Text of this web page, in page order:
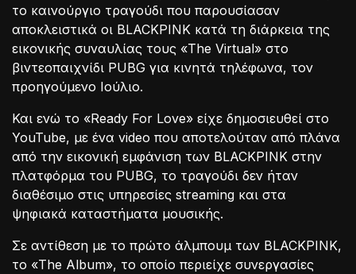
το καινούργιο τραγούδι που παρουσίασαν
αποκλειστικά οι BLACKPINK κατά τη διάρκεια της
εικονικής συναυλίας τους «The Virtual» στο
βιντεοπαιχνίδι PUBG για κινητά τηλέφωνα, τον
προηγούμενο Ιούλιο.
Και ενώ το «Ready For Love» είχε δημοσιευθεί στο
YouTube, με ένα video που αποτελούταν από πλάνα
από την εικονική εμφάνιση των BLACKPINK στην
πλατφόρμα του PUBG, το τραγούδι δεν ήταν
διαθέσιμο στις υπηρεσίες streaming και στα
ψηφιακά καταστήματα μουσικής.
Σε αντίθεση με το πρώτο άλμπουμ των BLACKPINK,
το «The Album», το οποίο περιείχε συνεργασίες